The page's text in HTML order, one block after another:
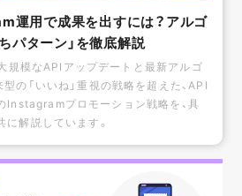
用で成果を出すには？アルゴ
パターン」を徹底解説
規模なAPIアップデートと最新アルゴ
の「いいね」重視の戦略を超えた、API
Instagramプロモーション戦略を、具
解説しています。